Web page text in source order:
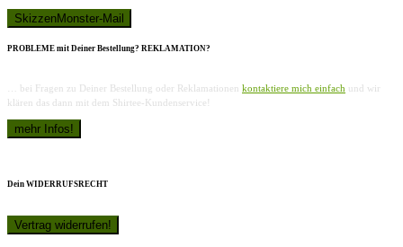
PROBLEME mit Deiner Bestellung? REKLAMATION?
… bei Fragen zu Deiner Bestellung oder Reklamationen kontaktiere mich einfach und wir
klären das dann mit dem Shirtee-Kundenservice!
Dein WIDERRUFSRECHT